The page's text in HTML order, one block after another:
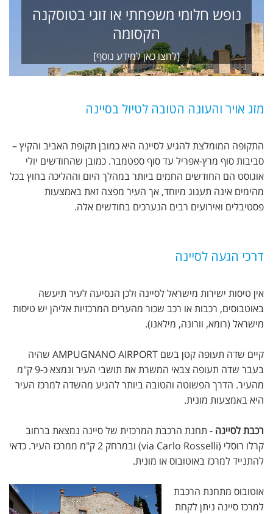
נופש חלומי משפחתי או זוגי בטוסקנה
הקסומה
[לחצו כאן למידע נוסף]
מזג אויר והעונה הטובה לטיול בסיינה
התקופה המומלצת להגיע לסיינה היא כמובן תקופת האביב והקיץ –
סביבות סוף מרץ-אפריל עד סוף ספטמבר. כמובן שהחודשים יולי
אוגוסט הם החודשים החמים ביותר במהלך היום וההליכה בחוץ בכל
מהימים אינה תענוג מיוחד, אך העיר מפצה זאת באמצעות
פסטיבלים ואירועים רבים הנערכים בחודשים אלה.
דרכי הגעה לסיינה
אין טיסות ישירות מישראל לסיינה ולכן הנסיעה לעיר תיעשה
באוטבוסים, רכבות או רכב שכור מהערים המרכזיות אליהן יש טיסות
מישראל (רומא, וורונה, מילאנו).
קיים שדה תעופה קטן בשם AMPUGNANO AIRPORT שהיה
בעבר שדה תעופה צבאי המשרת את תושבי העיר ונמצא כ-9 ק"מ
מהעיר. הדרך הפשוטה והטובה ביותר להגיע מהשדה למרכז העיר
היא באמצעות מונית.
רכבת לסיינה - תחנת הרכבת המרכזית של סיינה נמצאת ברחוב
קרלו רוסלי (via Carlo Rosselli) ובמרחק 2 ק"מ ממרכז העיר. כדאי
להתנייד למרכז באוטובוס או מונית.
אוטובוס מתחנת הרכבת
למרכז סיינה ניתן לקחת